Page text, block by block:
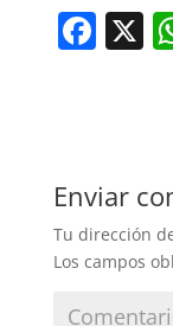
F
b
o
o
X
Enviar
Tu dirección
Los campos